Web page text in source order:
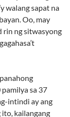
walang sapat na
Oo, may
rin ng sitwasyong
sa 37
intindi ay ang
ito, kailangang